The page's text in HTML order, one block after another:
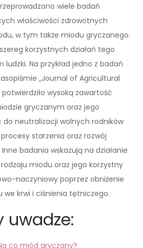
wiele badań
właściwości zdrowotnych
w tym także miodu gryczanego.
korzystnych działań tego
Na przykład jedno z badań
„Journal of Agricultural
wysoką zawartość
gryczanym oraz jego
neutralizacji wolnych rodników
starzenia oraz rozwój
badania wskazują na działanie
miodu oraz jego korzystny
naczyniowy poprzez obniżenie
krwi i ciśnienia tętniczego.
uwadze:
co miód gryczany?